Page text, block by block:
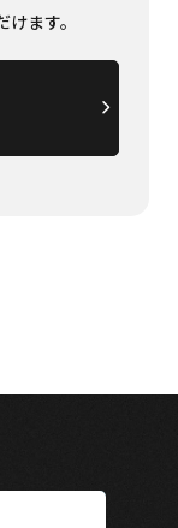
ます。